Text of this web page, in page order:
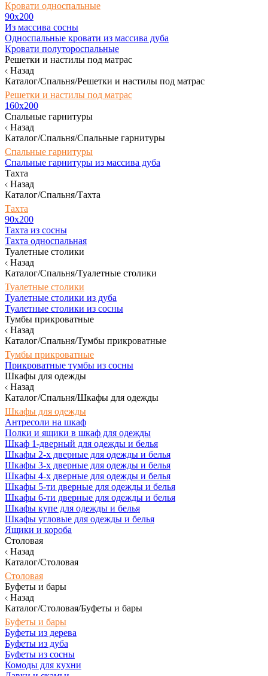
Кровати односпальные
90х200
Из массива сосны
Односпальные кровати из массива дуба
Кровати полутороспальные
Решетки и настилы под матрас
Назад
Каталог/Спальня/Решетки и настилы под матрас
Решетки и настилы под матрас
160х200
Спальные гарнитуры
Назад
Каталог/Спальня/Спальные гарнитуры
Спальные гарнитуры
Спальные гарнитуры из массива дуба
Тахта
Назад
Каталог/Спальня/Тахта
Тахта
90х200
Тахта из сосны
Тахта односпальная
Туалетные столики
Назад
Каталог/Спальня/Туалетные столики
Туалетные столики
Туалетные столики из дуба
Туалетные столики из сосны
Тумбы прикроватные
Назад
Каталог/Спальня/Тумбы прикроватные
Тумбы прикроватные
Прикроватные тумбы из сосны
Шкафы для одежды
Назад
Каталог/Спальня/Шкафы для одежды
Шкафы для одежды
Антресоли на шкаф
Полки и ящики в шкаф для одежды
Шкаф 1-дверный для одежды и белья
Шкафы 2-х дверные для одежды и белья
Шкафы 3-х дверные для одежды и белья
Шкафы 4-х дверные для одежды и белья
Шкафы 5-ти дверные для одежды и белья
Шкафы 6-ти дверные для одежды и белья
Шкафы купе для одежды и белья
Шкафы угловые для одежды и белья
Ящики и короба
Столовая
Назад
Каталог/Столовая
Столовая
Буфеты и бары
Назад
Каталог/Столовая/Буфеты и бары
Буфеты и бары
Буфеты из дерева
Буфеты из дуба
Буфеты из сосны
Комоды для кухни